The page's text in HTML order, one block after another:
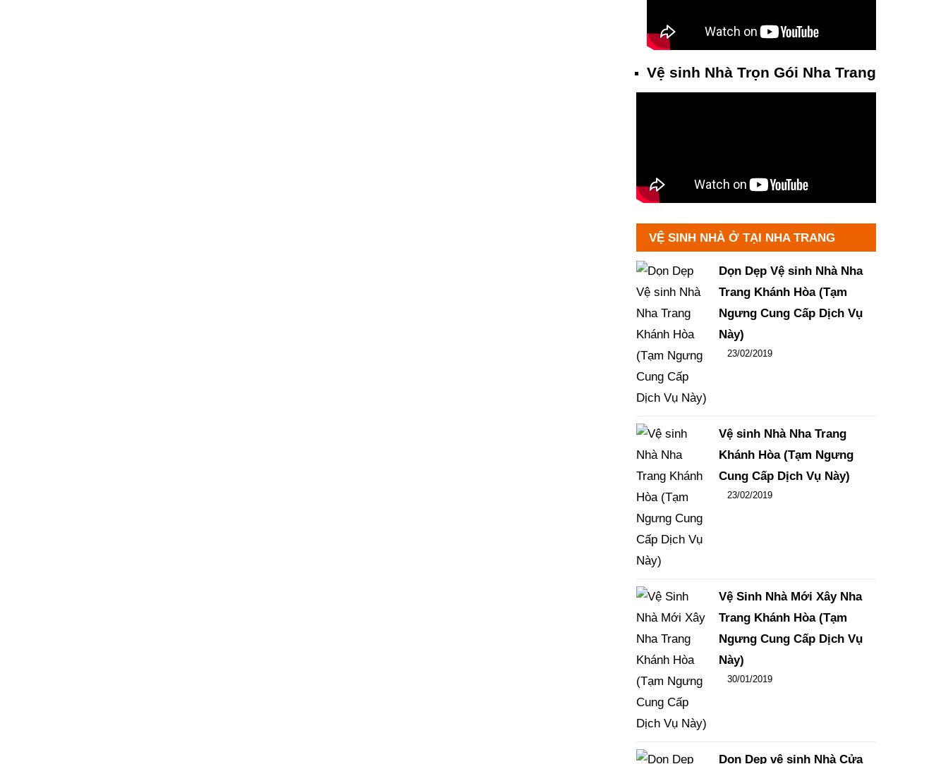
Vệ sinh Nhà Trọn Gói Nha Trang
VỆ SINH NHÀ Ở TẠI NHA TRANG
Dọn Dẹp Vệ sinh Nhà Nha
Trang Khánh Hòa (Tạm
Ngưng Cung Cấp Dịch Vụ
Này)
Đăng ngày
23/02/2019
Vệ sinh Nhà Nha Trang
Khánh Hòa (Tạm Ngưng
Cung Cấp Dịch Vụ Này)
Đăng ngày
23/02/2019
Vệ Sinh Nhà Mới Xây Nha
Trang Khánh Hòa (Tạm
Ngưng Cung Cấp Dịch Vụ
Này)
Đăng ngày
30/01/2019
Dọn Dẹp vệ sinh Nhà Cửa